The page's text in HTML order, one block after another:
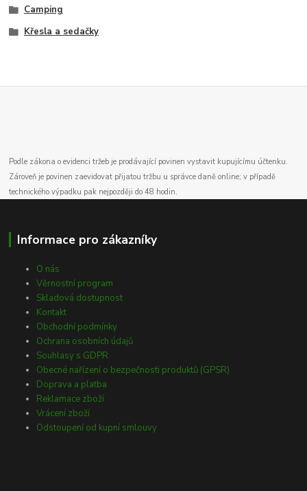
Camping
Křesla a sedačky
Podle zákona o evidenci tržeb je prodávající povinen vystavit kupujícímu účtenku.
Zároveň je povinen zaevidovat přijatou tržbu u správce daně online; v případě
technického výpadku pak nejpozději do 48 hodin.
Informace pro zákazníky
O nás
Věrnostní program
Skladová dostupnost
Kontakt
Obchodní podmínky
Ochrana osobních údajů
Souhlasy s GDPR
Obecné nařízení o bezpečnosti produktů (GPSR)
Doprava a platba
Reklamace zboží
Vrácení zboží
Odstoupení od kupní smlouvy